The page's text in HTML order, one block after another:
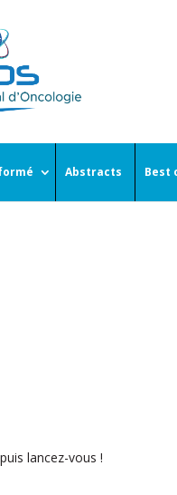
Abstracts Best
lancez-vous !